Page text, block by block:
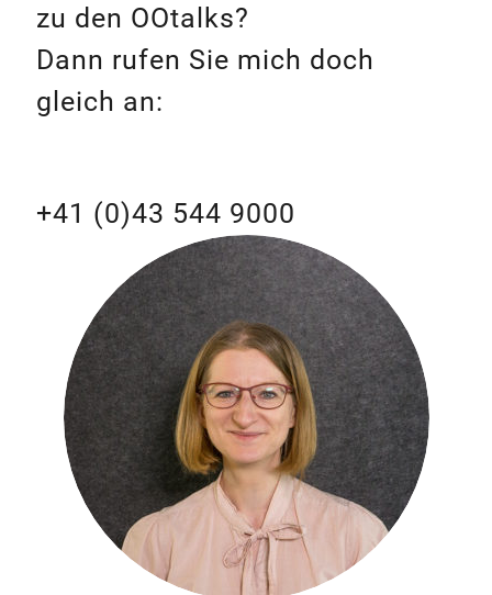
zu den OOtalks?
Dann rufen Sie mich doch
gleich an:
+41 (0)43 544 9000